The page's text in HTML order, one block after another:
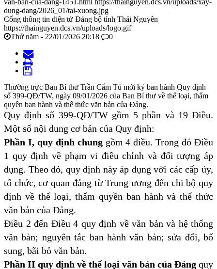
van-ban-cua-dang-1451.html https://thainguyen.dcs.vn/uploads/xay-
dung-dang/2026_01/tai-xuong.jpg
Cổng thông tin điện tử Đảng bộ tỉnh Thái Nguyên
https://thainguyen.dcs.vn/uploads/logo.gif
Thứ năm - 22/01/2026 20:18
0
Thường trực Ban Bí thư Trần Cẩm Tú mới ký ban hành Quy định
số 399-QĐ/TW, ngày 09/01/2026 của Ban Bí thư về thể loại, thẩm
quyền ban hành và thể thức văn bản của Đảng.
Quy định số 399-QĐ/TW gồm 5 phần và 19 Điều.
Một số nội dung cơ bản của Quy định:
Phần I, quy định chunggồm 4 điều. Trong đó Điều
1 quy định về phạm vi điều chỉnh và đối tượng áp
dụng. Theo đó, quy định này áp dụng với các cấp ủy,
tổ chức, cơ quan đảng từ Trung ương đến chi bộ quy
định về thể loại, thẩm quyền ban hành và thể thức
văn bản của Đảng.
Điều 2 đến Điều 4 quy định về văn bản và hệ thống
văn bản; nguyên tắc ban hành văn bản; sửa đổi, bổ
sung, bãi bỏ văn bản.
Phần II quy định về thể loại văn bản của Đảng quy